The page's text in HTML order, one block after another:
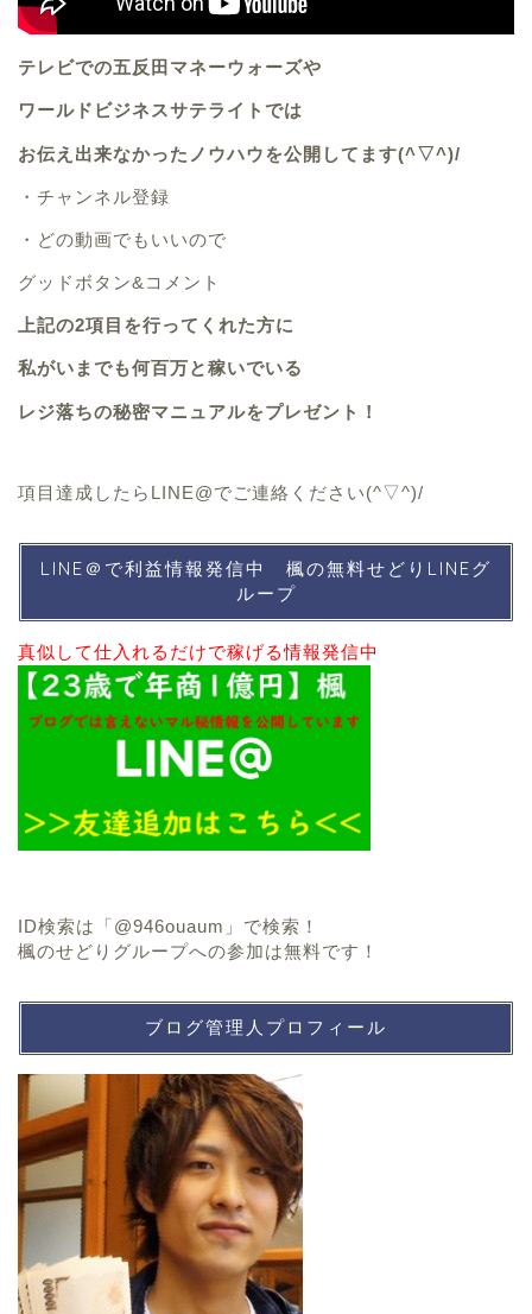
テレビでの五反田マネーウォーズや
ワールドビジネスサテライトでは
お伝え出来なかったノウハウを公開してます(^▽^)/
・ チャンネル登録
・ どの動画でもいいので
グッドボタン&コメント
上記の2項目を行ってくれた方に
私がいまでも何百万と稼いでいる
レジ落ちの秘密マニュアルをプレゼント！
項目達成したらLINE@でご連絡ください(^▽^)/
LINE＠で利益情報発信中 楓の無料せどりLINEグ
ループ
真似して仕入れるだけで稼げる情報発信中
ID検索は
「@946ouaum」で検索！
楓のせどりグループへの参加は無料です！
ブログ管理人プロフィール